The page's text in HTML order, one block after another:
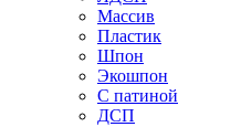
Массив
Пластик
Шпон
Экошпон
С патиной
ДСП